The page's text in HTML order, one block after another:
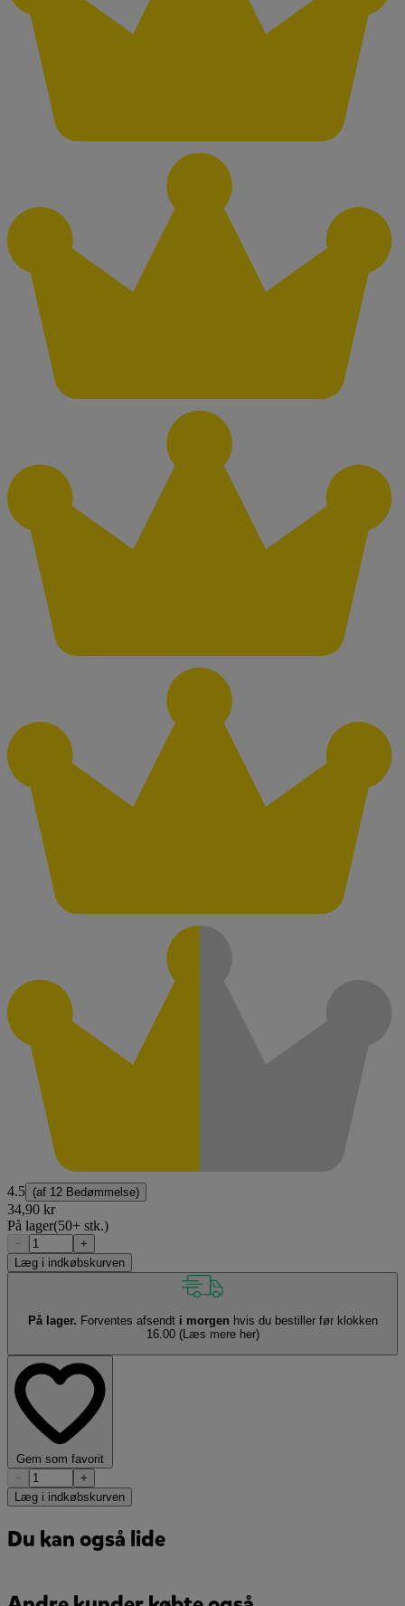
4.5 (af 12 Bedømmelse)
34,90 kr
På lager(50+ stk.)
−
+
Læg i indkøbskurven
På lager. Forventes afsendt i morgen hvis du bestiller før klokken
16.00 (Læs mere her)
Gem som favorit
−
+
Læg i indkøbskurven
Du kan også lide